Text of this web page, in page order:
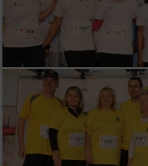
Verwendung reduzierter Daten zur
von Inhalten
IAB-Besonderheiten:
Verwendung genauer Standortdaten
Geräte anhand von aktiv angeforderten
Informationen identifizieren
Nicht-IAB-Verarbeitungszwecke:
Notwendig
Performance